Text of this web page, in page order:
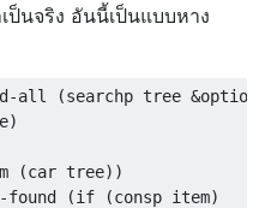
ป็นจริง อันนี้เป็นแบบหาง
all (searchp tree &
)
(car tree))
found (if (consp item)